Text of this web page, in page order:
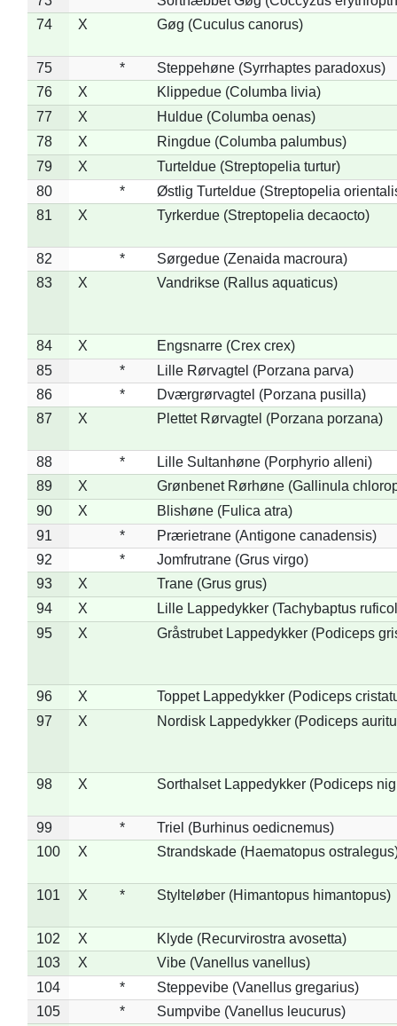
74
X Gøg (Cuculus canorus)
75 *
Steppehøne (Syrrhaptes paradoxus)
76
X
Klippedue (Columba livia)
77
X
Huldue (Columba oenas)
78
X
Ringdue (Columba palumbus)
79
X
Turteldue (Streptopelia turtur)
80
*
Østlig Turteldue (Streptopelia
81
X Tyrkerdue (Streptopelia decaocto)
82 *
Sørgedue (Zenaida macroura)
83
X Vandrikse (Rallus aquaticus)
84 X
Engsnarre (Crex crex)
85
*
Lille Rørvagtel (Porzana parva)
86
*
Dværgrørvagtel (Porzana pusilla)
87
X Plettet Rørvagtel (Porzana porzana)
88 *
Lille Sultanhøne (Porphyrio alleni)
89
X
Grønbenet Rørhøne (Gallinula
90
X
Blishøne (Fulica atra)
91
*
Prærietrane (Antigone canadensis)
92
*
Jomfrutrane (Grus virgo)
93
X
Trane (Grus grus)
94
X
Lille Lappedykker (Tachybaptus
95
X Gråstrubet Lappedykker (Podiceps
96 X
Toppet Lappedykker (Podiceps
97
X Nordisk Lappedykker (Podiceps
98 X Sorthalset Lappedykker (Podiceps
99 *
Triel (Burhinus oedicnemus)
100
X Strandskade (Haematopus
101 X * Stylteløber (Himantopus himantopus)
102 X
Klyde (Recurvirostra avosetta)
103
X
Vibe (Vanellus vanellus)
104
*
Steppevibe (Vanellus gregarius)
105
*
Sumpvibe (Vanellus leucurus)